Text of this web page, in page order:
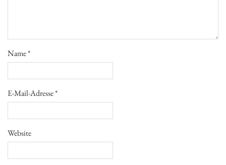
Name*
E-Mail-Adresse*
Website